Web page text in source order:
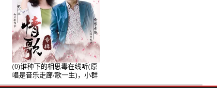
(0)谁种下的相思毒在线听(原
唱是音乐走廊/歌一生)，小群
演唱点播:8975次